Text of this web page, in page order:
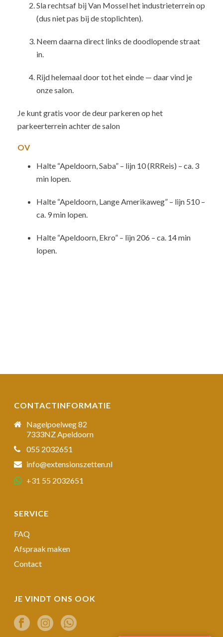
Sla rechtsaf bij Van Mossel het industrieterrein op
(dus niet pas bij de stoplichten).
Neem daarna direct links de doodlopende straat
in.
Rijd helemaal door tot het einde — daar vind je
onze salon.
Je kunt gratis voor de deur parkeren op het
parkeerterrein achter de salon
OV
Halte “Apeldoorn, Saba” – lijn 10 (RRReis) – ca. 3
min lopen.
Halte “Apeldoorn, Lange Amerikaweg” – lijn 510 –
ca. 9 min lopen.
Halte “Apeldoorn, Ekro” – lijn 206 – ca. 14 min
lopen.
CONTACTINFORMATIE
Nagelpoelweg 82
7333NZ Apeldoorn
055 2032651
info@extensionszetten.nl
+31 55 2032651
SERVICE
FAQ
Afspraak maken
Contact
JE VINDT ONS OOK